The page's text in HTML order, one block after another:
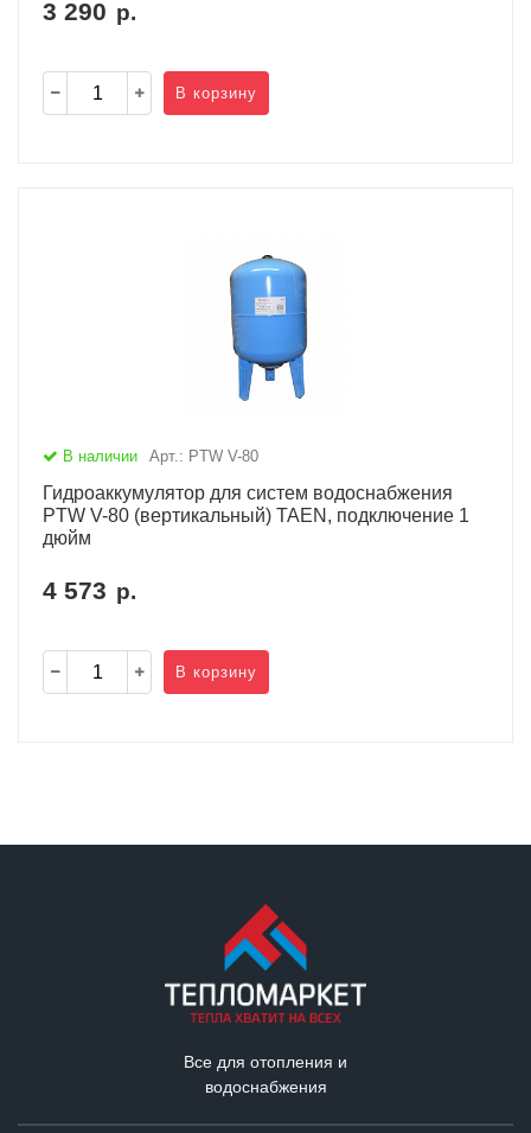
3 290 р.
В корзину
В наличии Арт.: PTW V-80
Гидроаккумулятор для систем водоснабжения
PTW V-80 (вертикальный) TAEN, подключение 1
дюйм
4 573 р.
В корзину
Все для отопления и
водоснабжения